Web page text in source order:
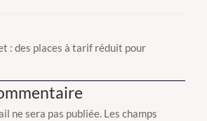
: des places à tarif réduit pour
ne sera pas publiée. Les champs